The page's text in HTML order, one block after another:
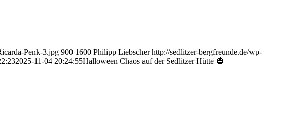
Penk-3.jpg 900 1600 Philipp Liebscher http://sedlitzer-bergfreunde.de/wp-
2025-11-04 20:24:55Halloween Chaos auf der Sedlitzer Hütte 🎃